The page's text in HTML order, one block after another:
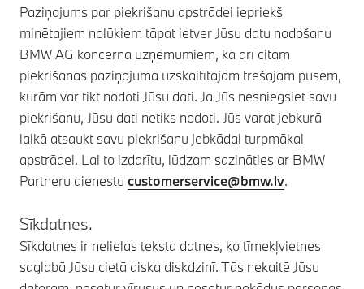
Paziņojums par piekrišanu apstrādei iepriekš
minētajiem nolūkiem tāpat ietver Jūsu datu nodošanu
BMW AG koncerna uzņēmumiem, kā arī citām
piekrišanas paziņojumā uzskaitītajām trešajām pusēm,
kurām var tikt nodoti Jūsu dati. Ja Jūs nesniegsiet savu
piekrišanu, Jūsu dati netiks nodoti. Jūs varat jebkurā
laikā atsaukt savu piekrišanu jebkādai turpmākai
apstrādei. Lai to izdarītu, lūdzam sazināties ar BMW
Partneru dienestu customerservice@bmw.lv.
Sīkdatnes.
Sīkdatnes ir nelielas teksta datnes, ko tīmekļvietnes
saglabā Jūsu cietā diska diskdzinī. Tās nekaitē Jūsu